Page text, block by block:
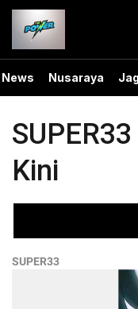
News Nusaraya
Kini
SUPER33